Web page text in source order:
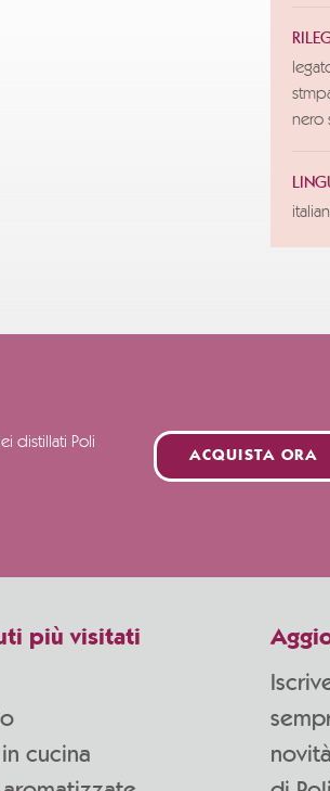
nero
distillati Poli
ACQUISTA ORA
più visitati
cucina